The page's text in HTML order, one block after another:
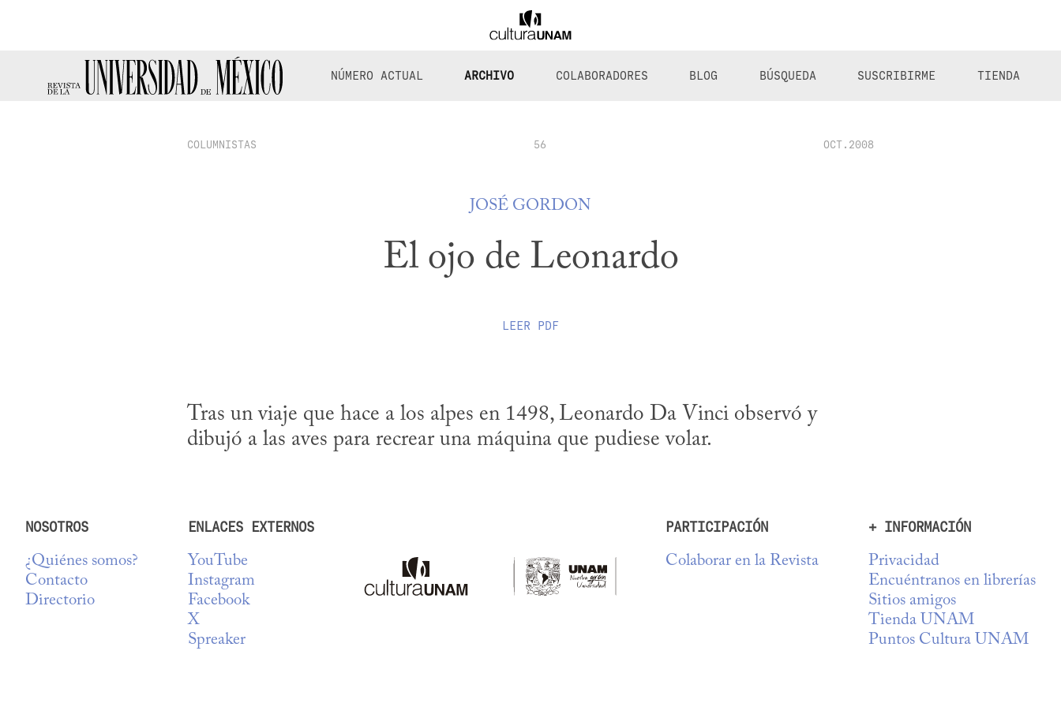
NÚMERO ACTUAL ARCHIVO COLABORADORES BLOG BÚSQUEDA SUSCRIBIRME TIENDA
COLUMNISTAS 56 OCT.2008
JOSÉ GORDON
El ojo de Leonardo
LEER PDF
Tras un viaje que hace a los alpes en 1498, Leonardo Da Vinci observó y
dibujó a las aves para recrear una máquina que pudiese volar.
NOSOTROS
¿Quiénes somos?
Contacto
Directorio
ENLACES EXTERNOS
YouTube
Instagram
Facebook
X
Spreaker
PARTICIPACIÓN
Colaborar en la Revista
+ INFORMACIÓN
Privacidad
Encuéntranos en librerías
Sitios amigos
Tienda UNAM
Puntos Cultura UNAM